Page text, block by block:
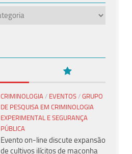
CRIMINOLOGIA / EVENTOS / GRUPO
DE PESQUISA EM CRIMINOLOGIA
EXPERIMENTAL E SEGURANÇA
PÚBLICA
Evento on-line discute expansão
de cultivos ilícitos de maconha